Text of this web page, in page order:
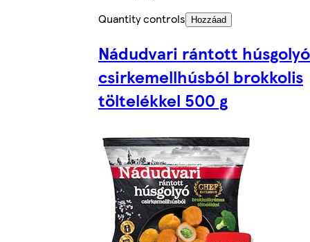
Quantity controls
Hozzáad
Nádudvari rántott húsgolyó
csirkemellhúsból brokkolis
töltelékkel 500 g